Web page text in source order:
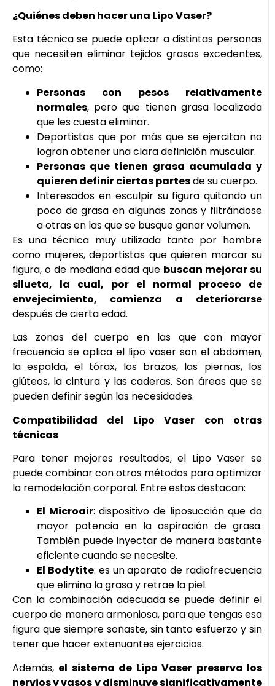
¿Quiénes deben hacer una Lipo Vaser?
Esta técnica se puede aplicar a distintas personas
que necesiten eliminar tejidos grasos excedentes,
como:
Personas con pesos relativamente
normales, pero que tienen grasa localizada
que les cuesta eliminar.
Deportistas que por más que se ejercitan no
logran obtener una clara definición muscular.
Personas que tienen grasa acumulada y
quieren definir ciertas partesde su cuerpo.
Interesados en esculpir su figura quitando un
poco de grasa en algunas zonas y filtrándose
a otras en las que se busque ganar volumen.
Es una técnica muy utilizada tanto por hombre
como mujeres, deportistas que quieren marcar su
figura, o de mediana edad que buscan mejorar su
silueta, la cual, por el normal proceso de
envejecimiento, comienza a deteriorarse
después de cierta edad.
Las zonas del cuerpo en las que con mayor
frecuencia se aplica el lipo vaser son el abdomen,
la espalda, el tórax, los brazos, las piernas, los
glúteos, la cintura y las caderas. Son áreas que se
pueden definir según las necesidades.
Compatibilidad del Lipo Vaser con otras
técnicas
Para tener mejores resultados, el Lipo Vaser se
puede combinar con otros métodos para optimizar
la remodelación corporal. Entre estos destacan:
El Microair: dispositivo de liposucción que da
mayor potencia en la aspiración de grasa.
También puede inyectar de manera bastante
eficiente cuando se necesite.
El Bodytite: es un aparato de radiofrecuencia
que elimina la grasa y retrae la piel.
Con la combinación adecuada se puede definir el
cuerpo de manera armoniosa, para que tengas esa
figura que siempre soñaste, sin tanto esfuerzo y sin
tener que hacer extenuantes ejercicios.
Además, el sistema de Lipo Vaser preserva los
nervios y vasos y disminuye significativamente